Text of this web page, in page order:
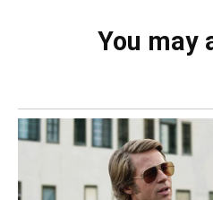
You may